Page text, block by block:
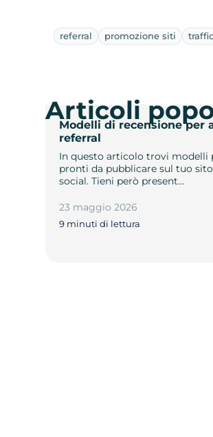
referral promozione siti
Modelli di recensione per
referral
In questo articolo trovi modelli
pronti da pubblicare sul tuo
social. Tieni però present…
23 maggio 2026
9 minuti di lettura
Articoli